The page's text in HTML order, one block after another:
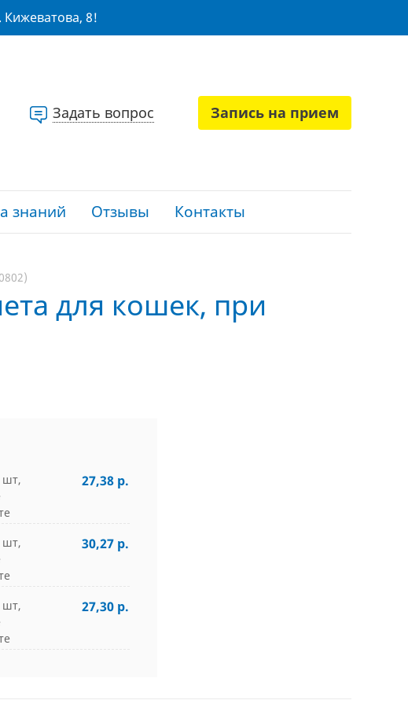
Кижеватова, 8!
Задать вопрос Запись на прием
знаний Отзывы Контакты
для кошек, при
шт,
27,38 р.
шт,
30,27 р.
шт,
27,30 р.